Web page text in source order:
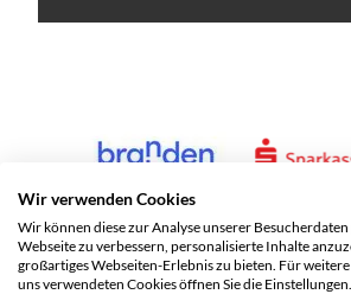
Wir verwenden Cookies
Wir können diese zur Analyse unserer
Webseite zu verbessern, personalisierte Inhalte
großartiges Webseiten-Erlebnis zu bieten. Für
uns verwendeten Cookies öffnen Sie die Einstellungen.